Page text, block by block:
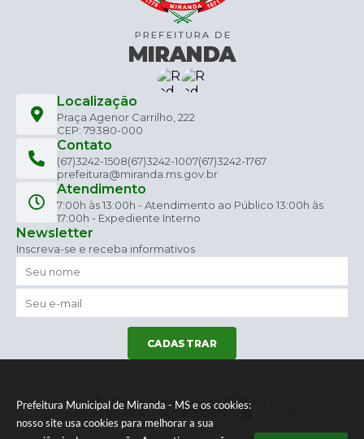
Prefeitura Municipal de Miranda - MS e os cookies:
nosso site usa cookies para melhorar a sua
Localização
Praça Agenor Carrilho, 222
CEP: 79380-000
Contato
(67)3242-1508(67)3242-1007(67)3242-1767
prefeitura@miranda.ms.gov.br
Atendimento
7:00h às 13:00h - Atendimento ao Público 13:00h às
17:00h - Expediente Interno
Newsletter
Inscreva-se e receba informativos
CADASTRAR
Versão do Sistema:
3.5.3 - 19/06/2026
Portal atualizado em: